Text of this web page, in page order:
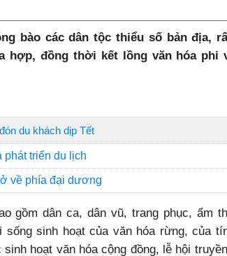
bào các dân tộc thiểu số bản địa,
hợp, đồng thời kết lồng văn hóa phi
du khách dịp Tết
phát triển du lịch
về phía đại dương
gồm dân ca, dân vũ, trang phục, ẩm
sinh hoạt của văn hóa rừng, của
sinh hoạt văn hóa cộng đồng, lễ hội